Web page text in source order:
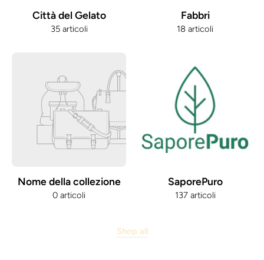
Città del Gelato
35 articoli
Fabbri
18 articoli
Nome della collezione
0 articoli
SaporePuro
137 articoli
Shop all